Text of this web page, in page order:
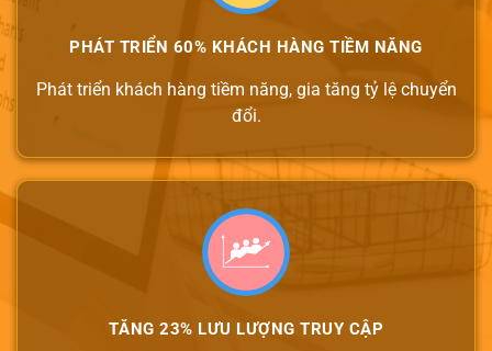
PHÁT TRIỂN 60% KHÁCH HÀNG TIỀM NĂNG
Phát triển khách hàng tiềm năng, gia tăng tỷ lệ chuyển
đổi.
TĂNG 23% LƯU LƯỢNG TRUY CẬP